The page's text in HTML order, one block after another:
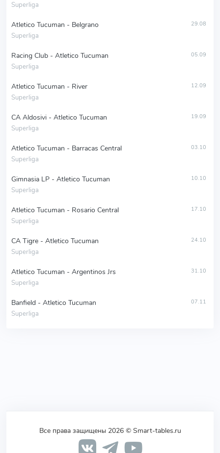
Superliga
Atletico Tucuman - Belgrano
Superliga
29.08
Racing Club - Atletico Tucuman
Superliga
05.09
Atletico Tucuman - River
Superliga
12.09
CA Aldosivi - Atletico Tucuman
Superliga
19.09
Atletico Tucuman - Barracas Central
Superliga
03.10
Gimnasia LP - Atletico Tucuman
Superliga
10.10
Atletico Tucuman - Rosario Central
Superliga
17.10
CA Tigre - Atletico Tucuman
Superliga
24.10
Atletico Tucuman - Argentinos Jrs
Superliga
31.10
Banfield - Atletico Tucuman
Superliga
07.11
Все права защищены 2026 © Smart-tables.ru